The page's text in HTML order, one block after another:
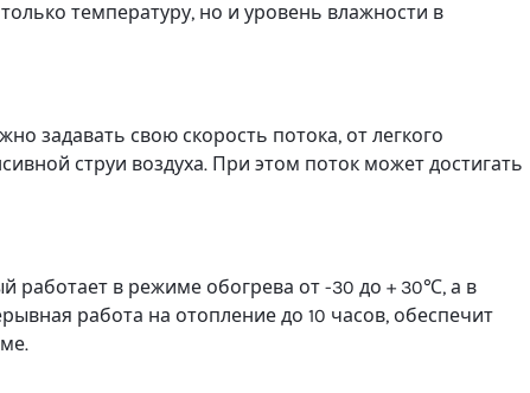
температуру, но и уровень влажности в
задавать свою скорость потока, от легкого
струи воздуха. При этом поток может достигать
работает в режиме обогрева от -30 до + 30℃, а в
работа на отопление до 10 часов, обеспечит